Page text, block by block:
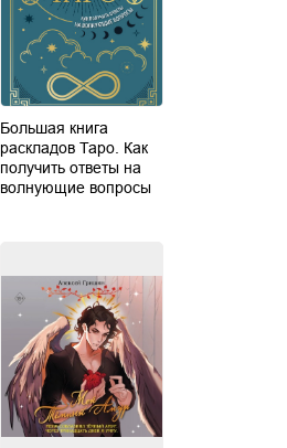
Большая книга
раскладов Таро. Как
получить ответы на
волнующие вопросы